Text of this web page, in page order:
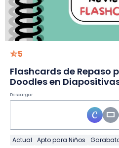
5
Flashcards de Repaso
Doodles en
Descargar
Actual Apto para Niños